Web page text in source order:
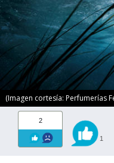
(Imagen cortesía: Perfumerías
2
1